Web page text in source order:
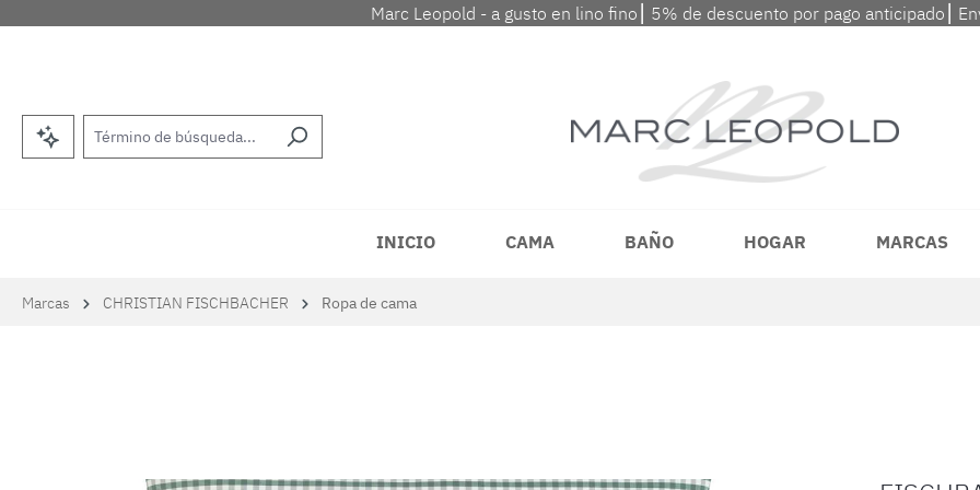
al contenido principal
Saltar a la búsqueda
Saltar a la navegación principal
Marc Leopold - a gusto en lino fino⎮ 5% de descuento por pago anticipado⎮
INICIO CAMA BAÑO HOGAR MARCAS
Marcas CHRISTIAN FISCHBACHER Ropa de cama